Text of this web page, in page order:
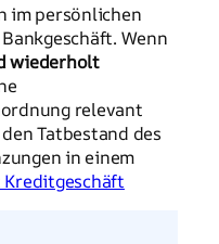
im persönlichen
Wenn
wiederholt
relevant
Tatbestand des
in einem